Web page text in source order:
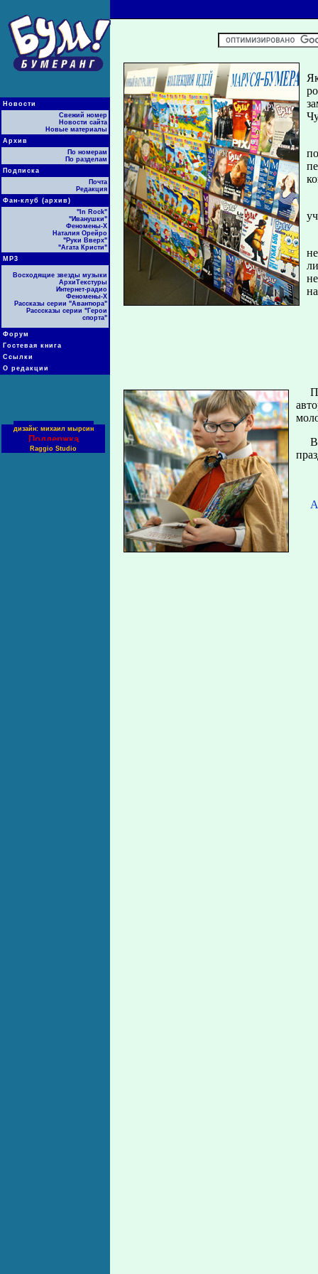
Новости
Свежий номер
Новости сайта
Новые материалы
Архив
По номерам
По разделам
Подписка
Почта
Редакция
Фан-клуб (архив)
"In Rock"
"Иванушки"
Феномены-Х
Наталия Орейро
"Руки Вверх"
"Агата Кристи"
МР3
Восходящие звезды музыки
АрхиТекстуры
Интернет-радио
Феномены-Х
Рассказы серии "Авантюра"
Расссказы серии "Герои
спорта"
Форум
Гостевая книга
Ссылки
О редакции
дизайн: михаил мырсин
Поддержка
Raggio Studio